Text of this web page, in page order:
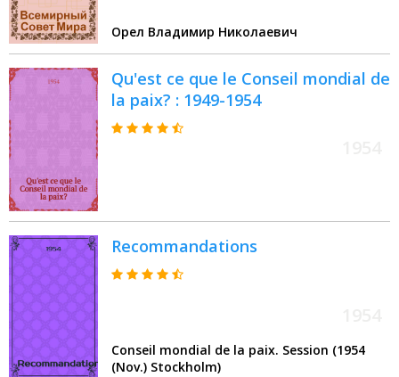
Орел Владимир Николаевич
Qu'est ce que le Conseil mondial de
la paix? : 1949-1954
Recommandations
Conseil mondial de la paix. Session (1954
(Nov.) Stockholm)